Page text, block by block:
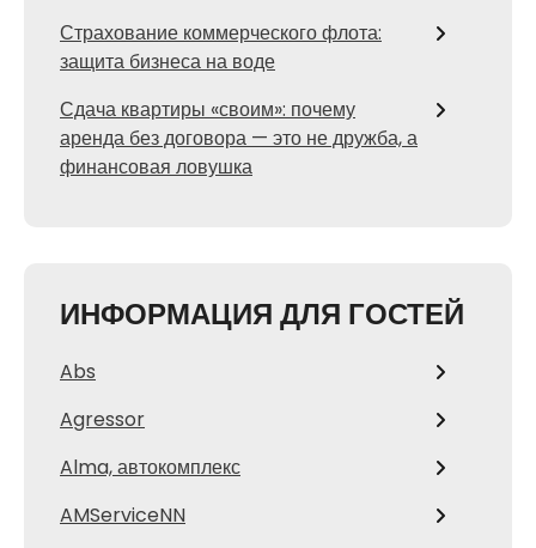
Страхование коммерческого флота:
защита бизнеса на воде
Сдача квартиры «своим»: почему
аренда без договора — это не дружба, а
финансовая ловушка
ИНФОРМАЦИЯ ДЛЯ ГОСТЕЙ
Abs
Agressor
Alma, автокомплекс
AMServiceNN